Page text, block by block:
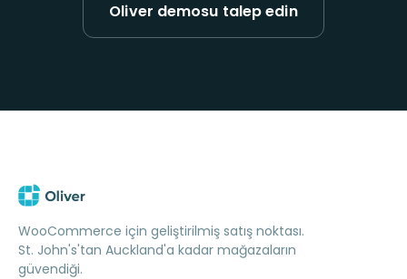
Oliver demosu talep edin
WooCommerce için geliştirilmiş satış noktası.
St. John's'tan Auckland'a kadar mağazaların
güvendiği.